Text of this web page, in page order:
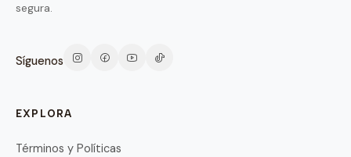
segura.
Síguenos
EXPLORA
Términos y Políticas